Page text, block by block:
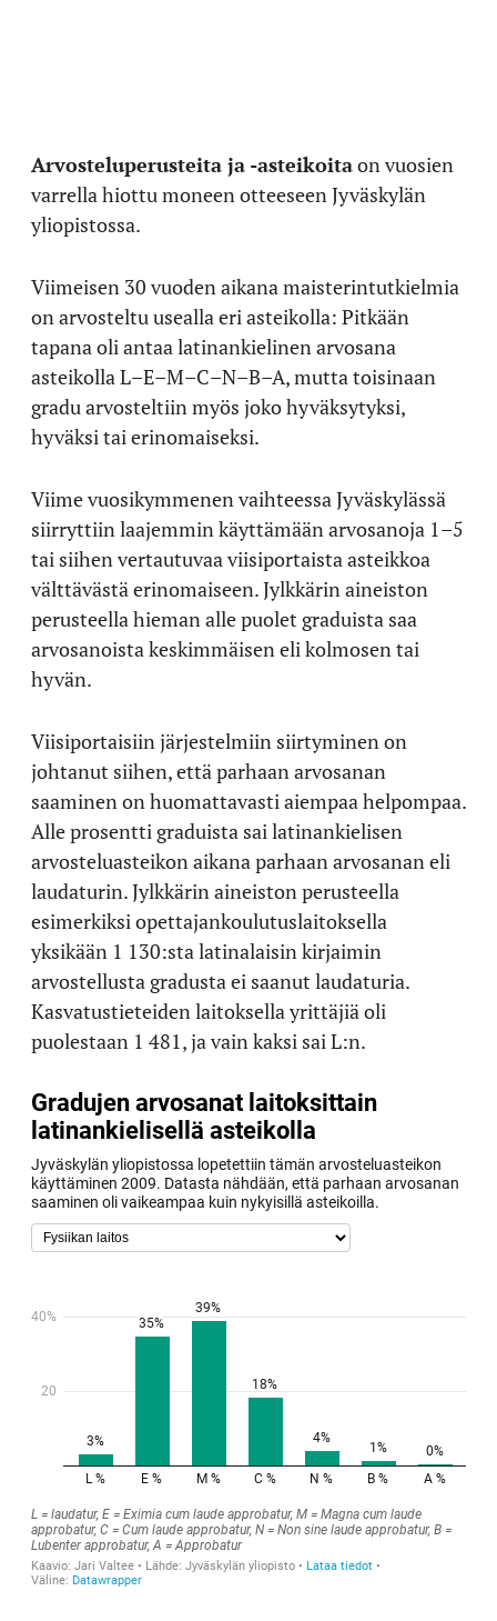
Arvosteluperusteita ja -asteikoitaon vuosien
varrella hiottu moneen otteeseen Jyväskylän
yliopistossa.
Viimeisen 30 vuoden aikana maisterintutkielmia
on arvosteltu usealla eri asteikolla: Pitkään
tapana oli antaa latinankielinen arvosana
asteikolla L–E–M–C–N–B–A, mutta toisinaan
gradu arvosteltiin myös joko hyväksytyksi,
hyväksi tai erinomaiseksi.
Viime vuosikymmenen vaihteessa Jyväskylässä
siirryttiin laajemmin käyttämään arvosanoja 1–5
tai siihen vertautuvaa viisiportaista asteikkoa
välttävästä erinomaiseen. Jylkkärin aineiston
perusteella hieman alle puolet graduista saa
arvosanoista keskimmäisen eli kolmosen tai
hyvän.
Viisiportaisiin järjestelmiin siirtyminen on
johtanut siihen, että parhaan arvosanan
saaminen on huomattavasti aiempaa helpompaa.
Alle prosentti graduista sai latinankielisen
arvosteluasteikon aikana parhaan arvosanan eli
laudaturin. Jylkkärin aineiston perusteella
esimerkiksi opettajankoulutuslaitoksella
yksikään 1 130:sta latinalaisin kirjaimin
arvostellusta gradusta ei saanut laudaturia.
Kasvatustieteiden laitoksella yrittäjiä oli
puolestaan 1 481, ja vain kaksi sai L:n.